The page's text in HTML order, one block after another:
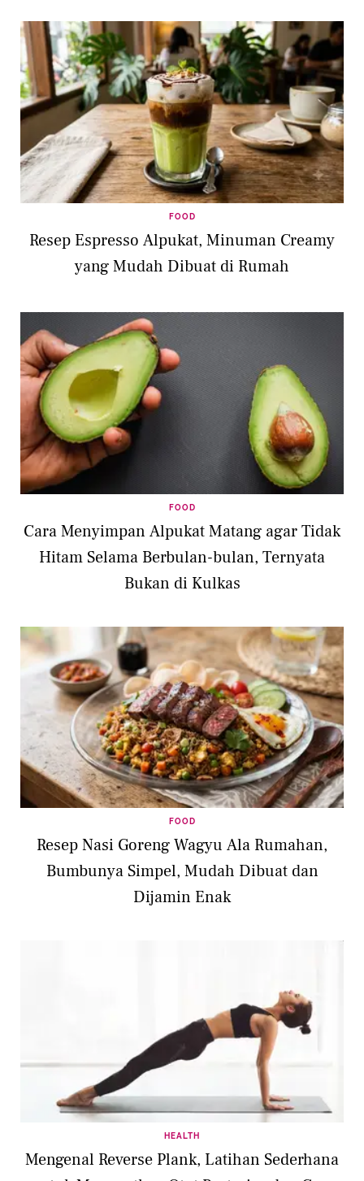
FOOD
Resep Espresso Alpukat, Minuman Creamy
yang Mudah Dibuat di Rumah
FOOD
Cara Menyimpan Alpukat Matang agar Tidak
Hitam Selama Berbulan-bulan, Ternyata
Bukan di Kulkas
FOOD
Resep Nasi Goreng Wagyu Ala Rumahan,
Bumbunya Simpel, Mudah Dibuat dan
Dijamin Enak
HEALTH
Mengenal Reverse Plank, Latihan Sederhana